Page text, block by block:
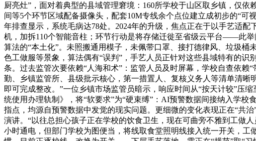
厨亮灶”，面对着典型的县域管理窘境：160所学校于山区取乡镇，仅
间等5个环节区域配备摄像头，配套10M专线余个点位建立成初步的“
年排查显示，系统毛病达78处。2024年的升级，焦点正在于以手艺适
机，加拆110个智能音柱；环节行动是将存储迁徙至省级云平台——此
算法的“本土化”。未照搬通用模子，未佩带口罩、接打德律风、垃圾
色工做服等景象，算法偶有“误判”，手艺人员正针对这些县域特有的
条。过去监管次要依赖“人海和术”：监管人员及时屏幕，学校自查依
勤、乡镇监管所、县级批示核心，第一措置人、复核义务人等清单清晰
即可完成整改。”一位乡镇市场监管员暗示，响应时间从“按天计较”压
统使用办理轨制》，将“软要求”为“硬束缚”：AI预警数据间接纳入学
指点，均源自预警数据中发觉的现实问题。更细微的变化表现正在“共
演讲。“以往总担心孩子正在学校的饮食卫生，现在可曲旁不雅到工做
小时通电，但部门学校为图便当，将线取食堂照明线接入统一开关，